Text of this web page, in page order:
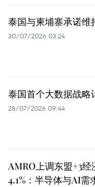
泰国与柬埔寨承诺维
30/07/2026 03:24
泰国首个大数据战略
28/07/2026 09:44
AMRO上调东盟+3经
4.1%：半导体与AI需